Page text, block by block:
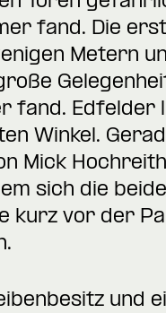
fand. Die
Metern
fand. Edfelder
Winkel.
Mick
sich die
kurz vor der
und